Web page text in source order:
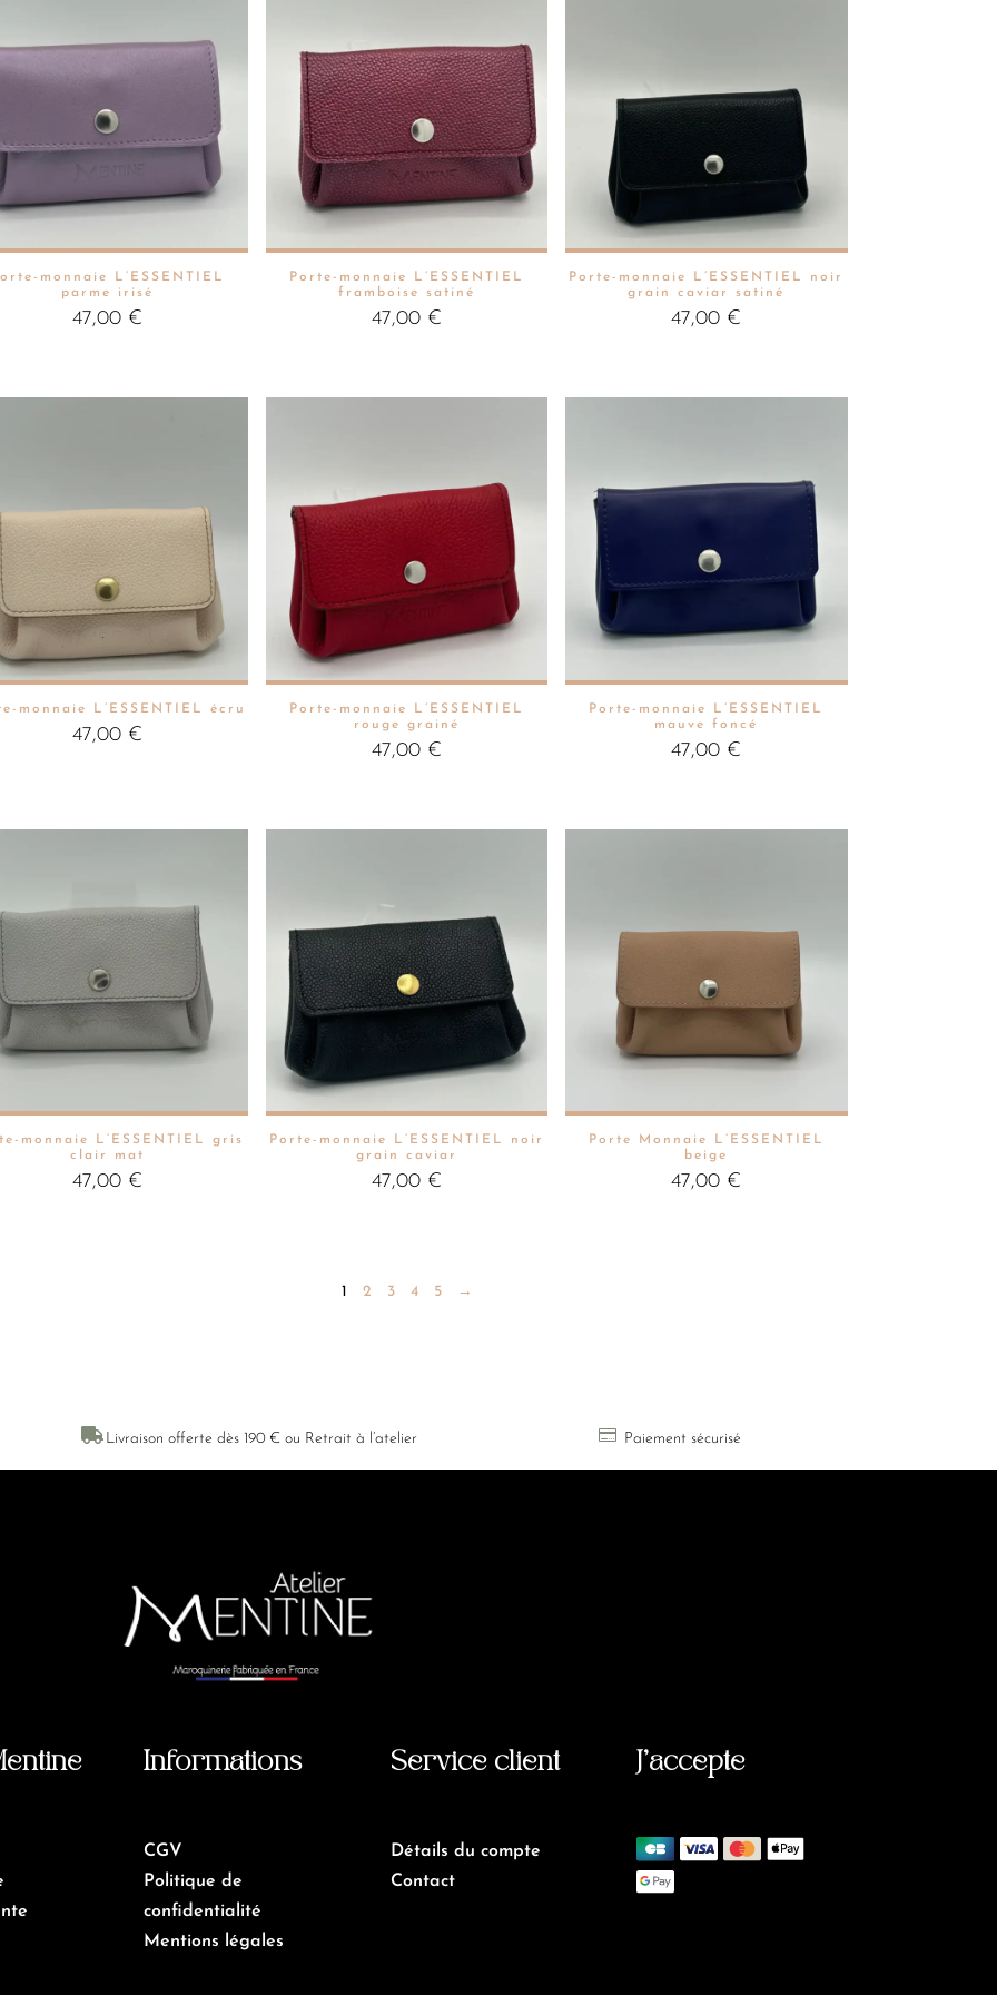
monnaie L’ESSENTIEL
parme irisé
47,00 €
Porte-monnaie L’ESSENTIEL
framboise satiné
47,00 €
Porte-monnaie L’ESSENTIEL noir
grain caviar satiné
47,00 €
monnaie L’ESSENTIEL écru
47,00 €
Porte-monnaie L’ESSENTIEL
rouge grainé
47,00 €
Porte-monnaie L’ESSENTIEL
mauve foncé
47,00 €
monnaie L’ESSENTIEL gris
clair mat
47,00 €
Porte-monnaie L’ESSENTIEL noir
grain caviar
47,00 €
Porte Monnaie L’ESSENTIEL
beige
47,00 €
1 2 3 4 5 →
 Livraison offerte dès 190 € ou Retrait à l’atelier  Paiement sécurisé
Informations
CGV
Politique de
confidentialité
Mentions légales
Service client
Détails du compte
Contact
J’accepte